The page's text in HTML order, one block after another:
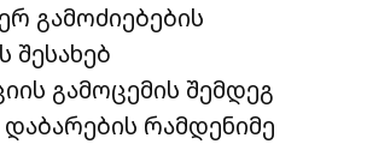
გამოძიებების
შესახებ
გამოცემის შემდეგ
რამდენიმე